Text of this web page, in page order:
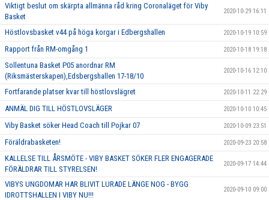
Viktigt beslut om skärpta allmänna råd kring Coronaläget för Viby
Basket
2020-10-29 16:11
Höstlovsbasket v44 på höga korgar i Edbergshallen 2020-10-19 10:59
Rapport från RM-omgång 1 2020-10-18 19:18
Sollentuna Basket P05 anordnar RM
(Riksmästerskapen),Edsbergshallen 17-18/10
2020-10-16 12:10
Fortfarande platser kvar till höstlovslägret 2020-10-11 22:29
ANMÄL DIG TILL HÖSTLOVSLÄGER 2020-10-10 10:45
Viby Basket söker Head Coach till Pojkar 07 2020-10-09 23:51
Föräldrabasketen! 2020-09-23 20:58
KALLELSE TILL ÅRSMÖTE - VIBY BASKET SÖKER FLER ENGAGERADE
FÖRÄLDRAR TILL STYRELSEN!
2020-09-17 14:44
VIBYS UNGDOMAR HAR BLIVIT LURADE LÄNGE NOG - BYGG
IDROTTSHALLEN I VIBY NU!!!
2020-09-10 09:00